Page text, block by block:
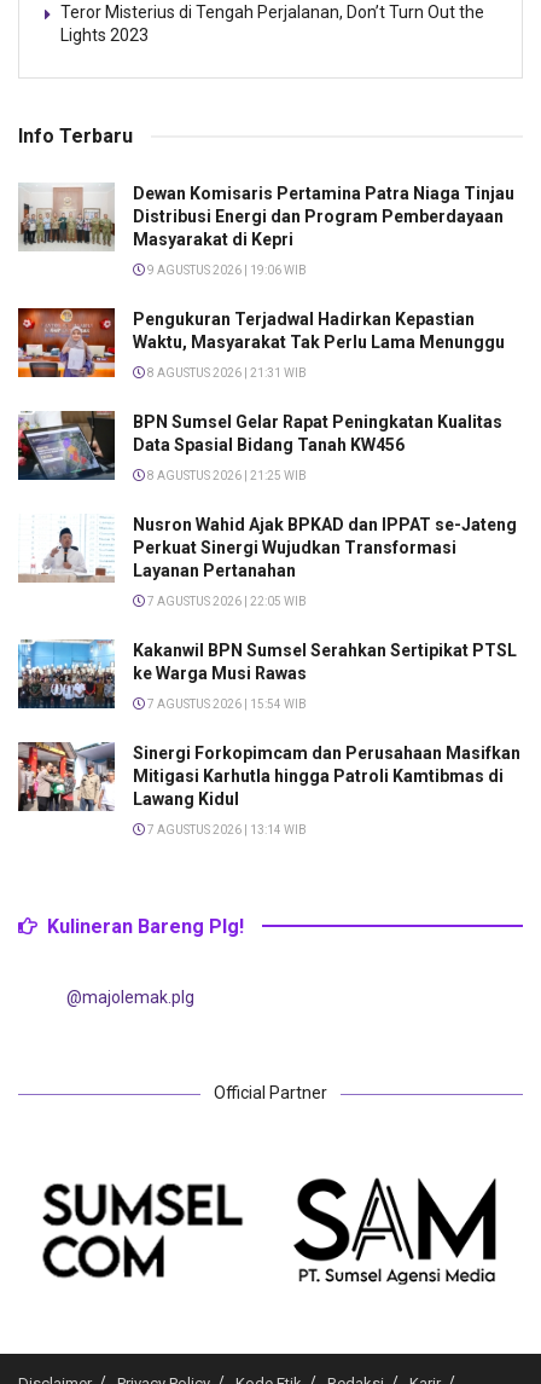
Teror Misterius di Tengah Perjalanan, Don’t Turn Out the
Lights 2023
Info Terbaru
Dewan Komisaris Pertamina Patra Niaga Tinjau
Distribusi Energi dan Program Pemberdayaan
Masyarakat di Kepri
9 AGUSTUS 2026 | 19:06 WIB
Pengukuran Terjadwal Hadirkan Kepastian
Waktu, Masyarakat Tak Perlu Lama Menunggu
8 AGUSTUS 2026 | 21:31 WIB
BPN Sumsel Gelar Rapat Peningkatan Kualitas
Data Spasial Bidang Tanah KW456
8 AGUSTUS 2026 | 21:25 WIB
Nusron Wahid Ajak BPKAD dan IPPAT se-Jateng
Perkuat Sinergi Wujudkan Transformasi
Layanan Pertanahan
7 AGUSTUS 2026 | 22:05 WIB
Kakanwil BPN Sumsel Serahkan Sertipikat PTSL
ke Warga Musi Rawas
7 AGUSTUS 2026 | 15:54 WIB
Sinergi Forkopimcam dan Perusahaan Masifkan
Mitigasi Karhutla hingga Patroli Kamtibmas di
Lawang Kidul
7 AGUSTUS 2026 | 13:14 WIB
Kulineran Bareng Plg!
@majolemak.plg
Official Partner